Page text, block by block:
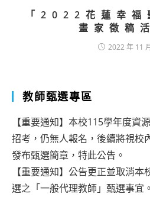
「2022花蓮幸福
畫家徵稿
2022 年 11
教師甄選專區
【重要通知】本校115學年度資
招考，仍無人報名，後續將視校
發布甄選簡章，特此公告。
【重要通知】公告更正並取消
選之「一般代理教師」甄選事宜。